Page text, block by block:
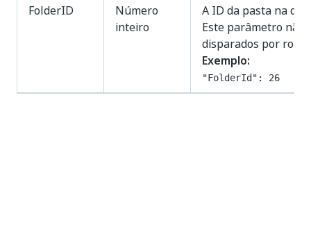
FolderID
Número
inteiro
A ID da pasta na
Este parâmetro não
disparados por
Exemplo:
"FolderId": 26